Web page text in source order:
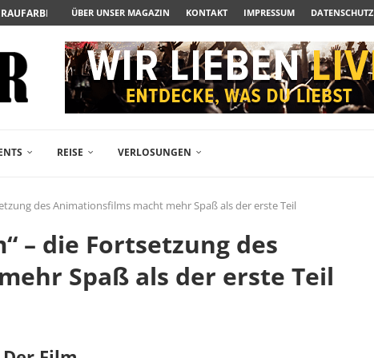
ZUM ALBTRAUM WIRD
FREIKARTEN- UND...
ACTION-BLOCKBUSTER...
POLARSTERN...
JETZT AUF DVD...
ROMCOM AUS 1963...
VERLOSUNG ZUM...
ÜBER UNSER MAGAZIN KONTAKT IMPRESSUM DATENSCHUTZ
REISE VERLOSUNGEN
des Animationsfilms macht mehr Spaß als der erste Teil
– die Fortsetzung des
Spaß als der erste Teil